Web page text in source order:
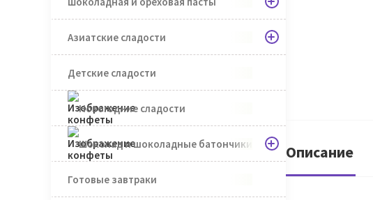
Азиатские сладости
Детские сладости
Новогодние сладости
Шоколад и шоколадные батончики
Готовые завтраки
Описание